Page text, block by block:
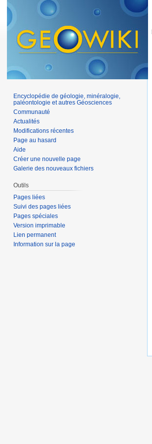
Encyclopédie de géologie, minéralogie,
paléontologie et autres Géosciences
Communauté
Actualités
Modifications récentes
Page au hasard
Aide
Créer une nouvelle page
Galerie des nouveaux fichiers
Outils
Pages liées
Suivi des pages liées
Pages spéciales
Version imprimable
Lien permanent
Information sur la page